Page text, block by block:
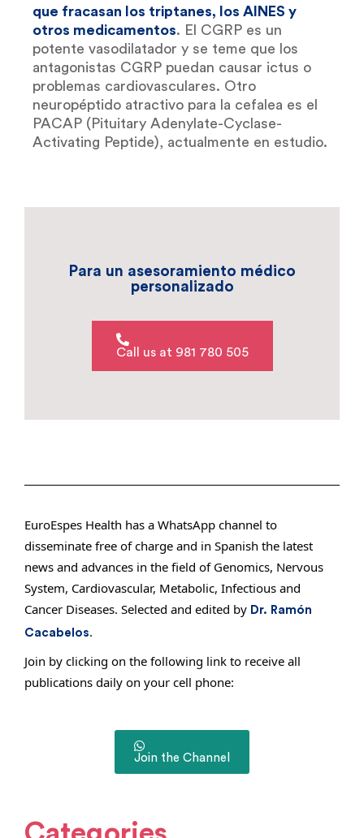
que fracasan los triptanes, los AINES y
otros medicamentos. El CGRP es un
potente vasodilatador y se teme que los
antagonistas CGRP puedan causar ictus o
problemas cardiovasculares. Otro
neuropéptido atractivo para la cefalea es el
PACAP (Pituitary Adenylate-Cyclase-
Activating Peptide), actualmente en estudio.
Para un asesoramiento médico
personalizado
Call us at 981 780 505
EuroEspes Health has a WhatsApp channel to
disseminate free of charge and in Spanish the latest
news and advances in the field of Genomics, Nervous
System, Cardiovascular, Metabolic, Infectious and
Cancer Diseases. Selected and edited by Dr. Ramón
Cacabelos.
Join by clicking on the following link to receive all
publications daily on your cell phone:
Join the Channel